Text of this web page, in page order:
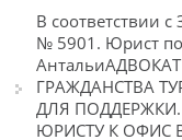
В
№ 5901. Юрист
ГРАЖДАНСТВА
ДЛЯ
ЮРИСТУ К ОФИС